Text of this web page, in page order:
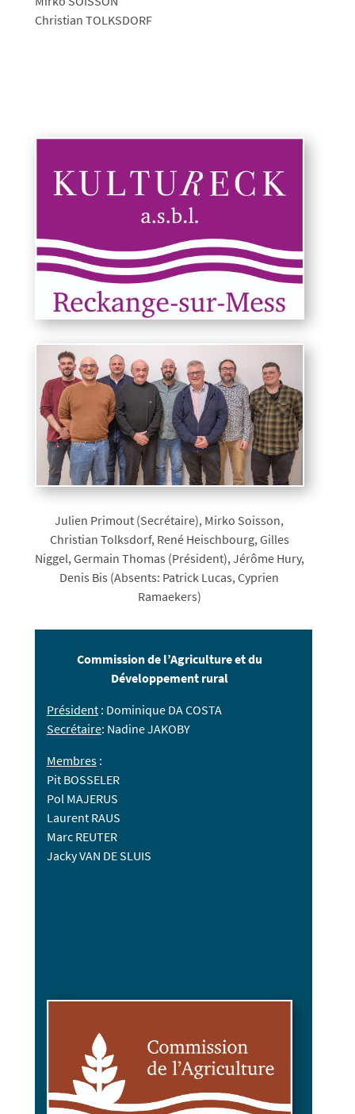
Christian TOLKSDORF
Julien Primout (Secrétaire), Mirko Soisson,
Christian Tolksdorf, René Heischbourg, Gilles
Niggel, Germain Thomas (Président), Jérôme Hury,
Denis Bis (Absents: Patrick Lucas, Cyprien
Ramaekers)
Commission de l’Agriculture et du
Développement rural
Président: Dominique DA COSTA
Secrétaire: Nadine JAKOBY
Membres:
Pit BOSSELER
Pol MAJERUS
Laurent RAUS
Marc REUTER
Jacky VAN DE SLUIS